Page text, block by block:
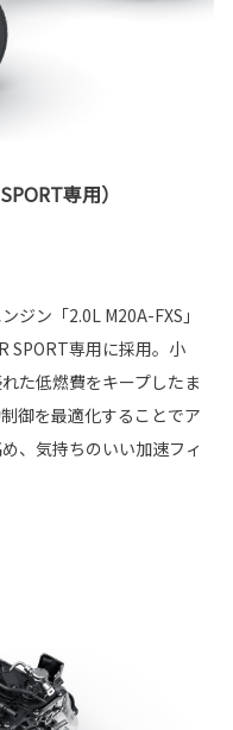
専用）
ジン「2.0L M20A-FXS」
SPORT専用に採用。小
た低燃費をキープしたま
御を最適化することでア
、気持ちのいい加速フィ